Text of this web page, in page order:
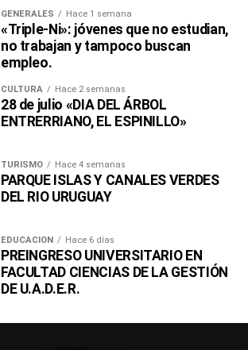
GENERALES Hace 1 semana
«Triple-Ni»: jóvenes que no estudian,
no trabajan y tampoco buscan
empleo.
CULTURA Hace 2 semanas
28 de julio «DIA DEL ÁRBOL
ENTRERRIANO, EL ESPINILLO»
TURISMO Hace 4 semanas
PARQUE ISLAS Y CANALES VERDES
DEL RIO URUGUAY
EDUCACIÓN Hace 6 días
PREINGRESO UNIVERSITARIO EN
FACULTAD CIENCIAS DE LA GESTIÓN
DE U.A.D.E.R.